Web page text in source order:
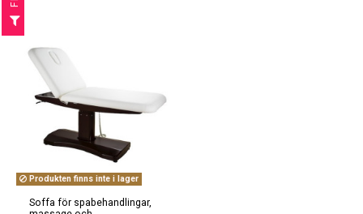
Produkten finns inte i lager
Soffa för spabehandlingar,